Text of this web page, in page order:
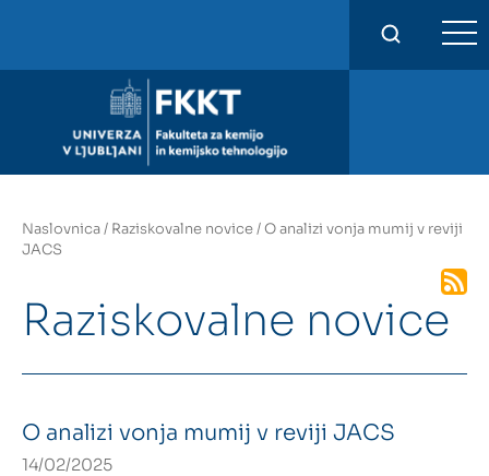
Naslovnica/ Raziskovalne novice/O analizi vonja mumij v reviji
JACS
Raziskovalne novice
O analizi vonja mumij v reviji JACS
14/02/2025